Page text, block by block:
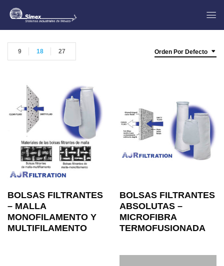
Orden Por Defecto
9 18 27
BOLSAS FILTRANTES
– MALLA
MONOFILAMENTO Y
MULTIFILAMENTO
BOLSAS FILTRANTES
ABSOLUTAS –
MICROFIBRA
TERMOFUSIONADA